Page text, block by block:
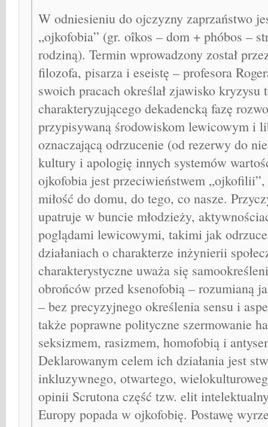
W odniesieniu do ojczyzny zaprzaństwo
„ojkofobia” (gr. oîkos – dom + phóbos –
rodziną). Termin wprowadzony został
filozofa, pisarza i eseistę – profesora
swoich pracach określał zjawisko kryzysu
charakteryzującego dekadencką fazę
przypisywaną środowiskom lewicowym i
oznaczającą odrzucenie (od rezerwy do
kultury i apologię innych systemów
ojkofobia jest przeciwieństwem
miłość do domu, do tego, co nasze.
upatruje w buncie młodzieży,
poglądami lewicowymi, takimi jak
działaniach o charakterze inżynierii
charakterystyczne uważa się
obrońców przed ksenofobią – rozumianą
– bez precyzyjnego określenia sensu i
także poprawne polityczne szermowanie
seksizmem, rasizmem, homofobią i
Deklarowanym celem ich działania jest
inkluzywnego, otwartego,
opinii Scrutona część tzw. elit
Europy popada w ojkofobię. Postawę